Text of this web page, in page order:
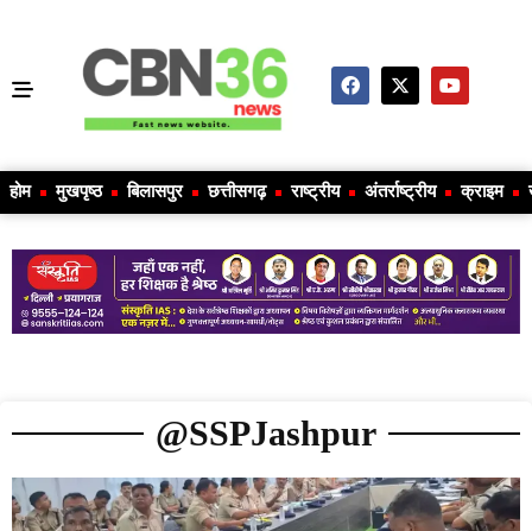
होम मुखपृष्ठ बिलासपुर छत्तीसगढ़ राष्ट्रीय अंतर्राष्ट्रीय क्राइम
@SSPJashpur